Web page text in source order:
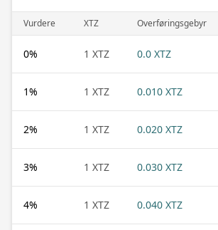
Vurdere XTZ Overføringsgebyr
0% 1 XTZ 0.0 XTZ
1% 1 XTZ 0.010 XTZ
2% 1 XTZ 0.020 XTZ
3% 1 XTZ 0.030 XTZ
4% 1 XTZ 0.040 XTZ